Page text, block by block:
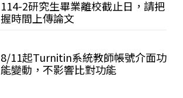
114-2研究生畢業離校截止日，請把
握時間上傳論文
8/11起Turnitin系統教師帳號介面功
能變動，不影響比對功能